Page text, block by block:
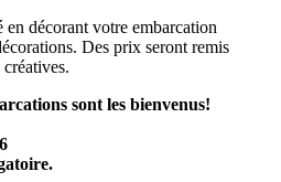
en décorant votre embarcation
Des prix seront remis
sont les bienvenus!